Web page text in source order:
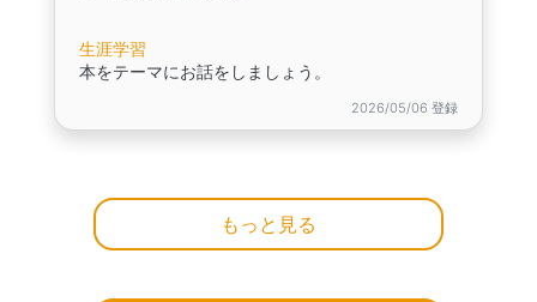
生涯学習
本をテーマにお話をしましょう。
2026/05/06 登録
もっと見る